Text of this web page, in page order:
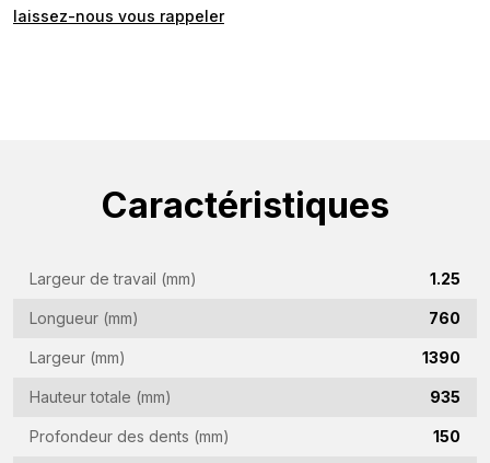
laissez-nous vous rappeler
Caractéristiques
Largeur de travail (mm) 1.25
Longueur (mm) 760
Largeur (mm) 1390
Hauteur totale (mm) 935
Profondeur des dents (mm) 150
(Required)
de
(Required)
Adresse
mail
(Required)
Numéro
téléphone